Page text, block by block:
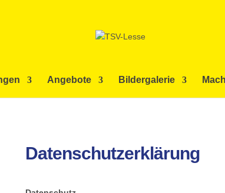
Angebote Bildergalerie
Datenschutzerklärung